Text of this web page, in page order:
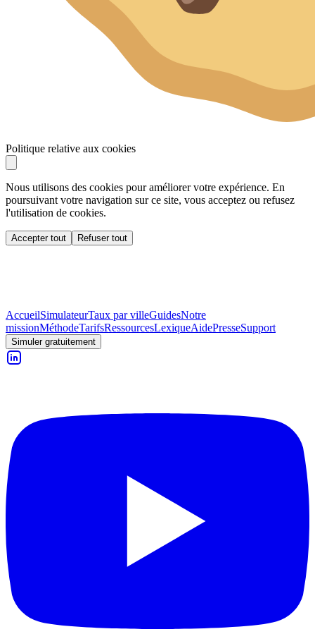
Politique relative aux cookies
Nous utilisons des cookies pour améliorer votre expérience. En
poursuivant votre navigation sur ce site, vous acceptez ou refusez
l'utilisation de cookies.
Accepter tout Refuser tout
AccueilSimulateurTaux par villeGuidesNotre
missionMéthodeTarifsRessourcesLexiqueAidePresseSupport
Simuler gratuitement